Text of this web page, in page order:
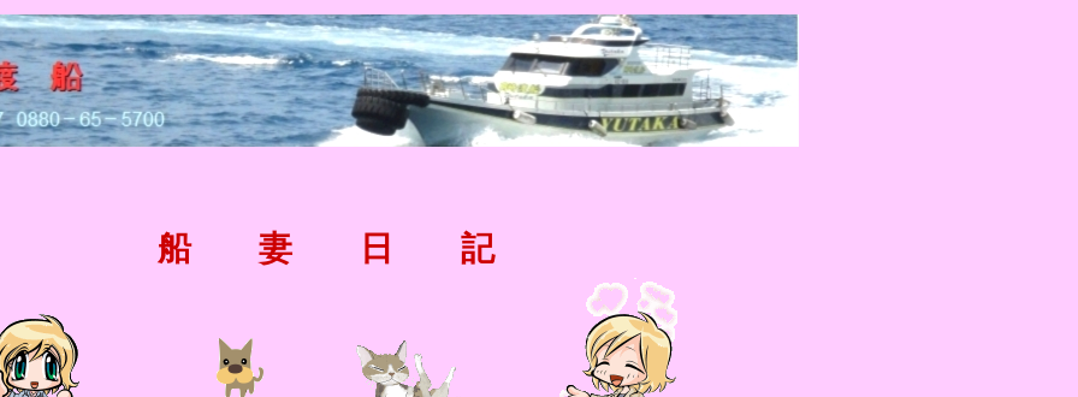
船 妻 日 記